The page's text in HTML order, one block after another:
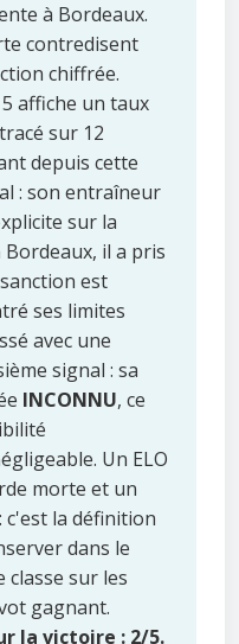
à Bordeaux.
contredisent
chiffrée.
affiche un taux
sur 12
depuis cette
: son entraîneur
sur la
il a pris
est
ses limites
avec une
signal : sa
INCONNU, ce
Un ELO
morte et un
la définition
dans le
classe sur les
gagnant.
la victoire : 2/5.